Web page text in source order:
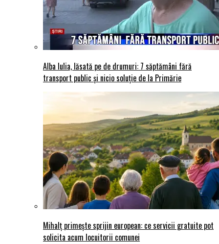
Alba Iulia, lăsată pe de drumuri: 7 săptămâni fără
transport public și nicio soluție de la Primărie
Mihalț primește sprijin european: ce servicii gratuite pot
solicita acum locuitorii comunei